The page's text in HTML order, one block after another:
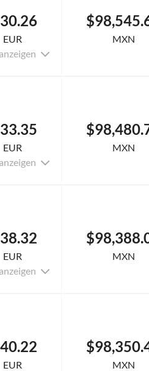
EUR
MXN
EUR
MXN
EUR
MXN
EUR
MXN